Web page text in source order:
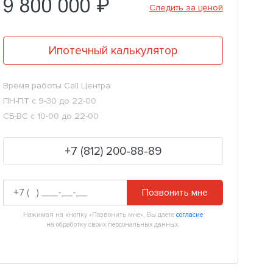
9 800 000 ₽ Следить за ценой
Ипотечный калькулятор
Время работы Call Центра:
ПН-ПТ с 9-30 до 22-00
СБ-ВС с 10-00 до 22-00
+7 (812) 200-88-89
Позвонить мне
Нажимая на кнопку «Позвонить мне», Вы даете согласие
на обработку своих персональных данных.